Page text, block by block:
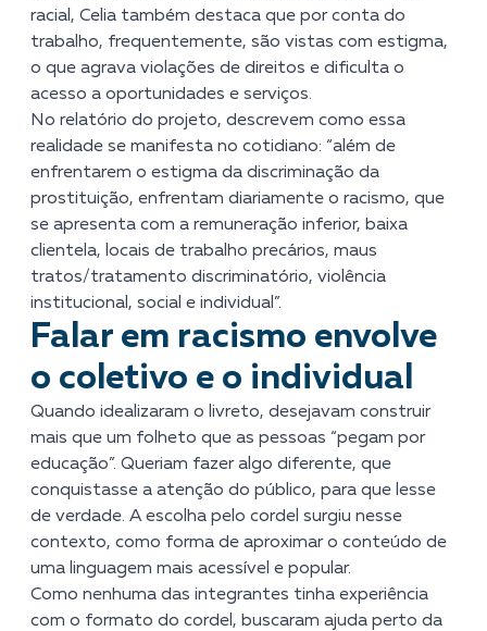
racial, Celia também destaca que por conta do
trabalho, frequentemente, são vistas com estigma,
o que agrava violações de direitos e dificulta o
acesso a oportunidades e serviços.
No relatório do projeto, descrevem como essa
realidade se manifesta no cotidiano: “além de
enfrentarem o estigma da discriminação da
prostituição, enfrentam diariamente o racismo, que
se apresenta com a remuneração inferior, baixa
clientela, locais de trabalho precários, maus
tratos/tratamento discriminatório, violência
institucional, social e individual”.
Falar em racismo envolve
o coletivo e o individual
Quando idealizaram o livreto, desejavam construir
mais que um folheto que as pessoas “pegam por
educação”. Queriam fazer algo diferente, que
conquistasse a atenção do público, para que lesse
de verdade. A escolha pelo cordel surgiu nesse
contexto, como forma de aproximar o conteúdo de
uma linguagem mais acessível e popular.
Como nenhuma das integrantes tinha experiência
com o formato do cordel, buscaram ajuda perto da